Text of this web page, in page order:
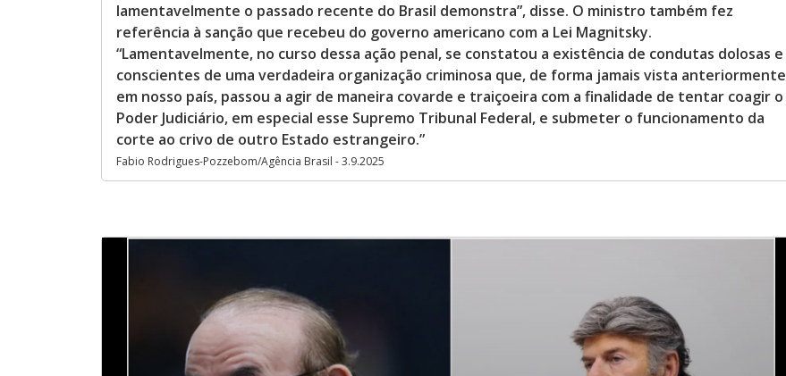
lamentavelmente o passado recente do Brasil demonstra”, disse. O ministro também fez
referência à sanção que recebeu do governo americano com a Lei Magnitsky.
“Lamentavelmente, no curso dessa ação penal, se constatou a existência de condutas dolosas e
conscientes de uma verdadeira organização criminosa que, de forma jamais vista anteriormente
em nosso país, passou a agir de maneira covarde e traiçoeira com a finalidade de tentar coagir o
Poder Judiciário, em especial esse Supremo Tribunal Federal, e submeter o funcionamento da
corte ao crivo de outro Estado estrangeiro.”
Fabio Rodrigues-Pozzebom/Agência Brasil - 3.9.2025